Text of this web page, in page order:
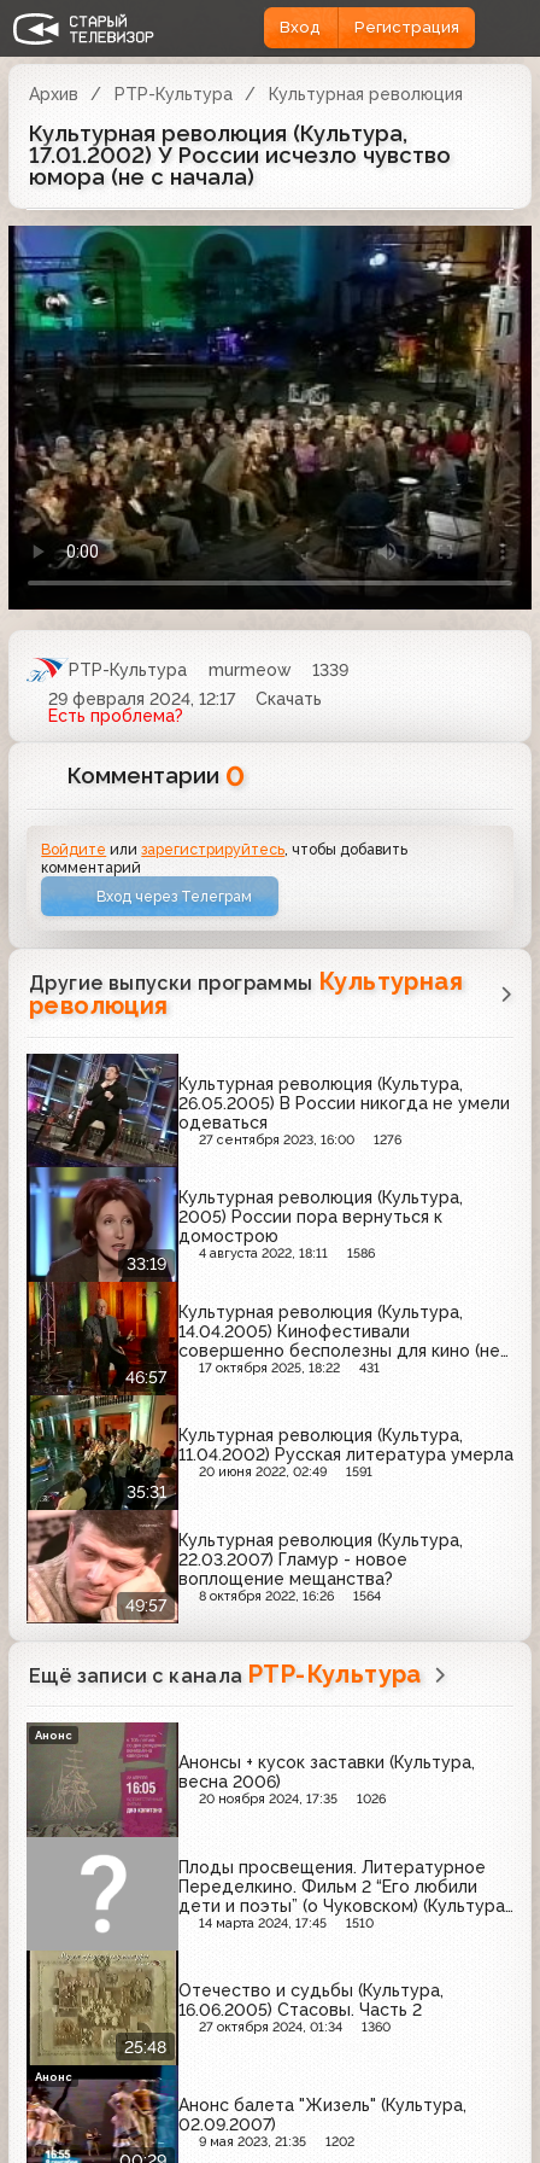
Вход Регистрация
Архив РТР-Культура Культурная революция
Культурная революция (Культура,
17.01.2002) У России исчезло чувство
юмора (не с начала)
РТР-Культура murmeow
1339
29 февраля 2024, 12:17
Скачать
Есть проблема?
Комментарии 0
Войдите илизарегистрируйтесь, чтобы добавить
комментарий
Вход через Телеграм
Другие выпуски программы Культурная
революция
Культурная революция (Культура,
26.05.2005) В России никогда не умели
одеваться
27 сентября 2023, 16:00 1276
33:19
Культурная революция (Культура,
2005) России пора вернуться к
домострою
4 августа 2022, 18:11 1586
46:57
Культурная революция (Культура,
14.04.2005) Кинофестивали
совершенно бесполезны для кино (не
с начала)
17 октября 2025, 18:22 431
35:31
Культурная революция (Культура,
11.04.2002) Русская литература умерла
20 июня 2022, 02:49 1591
49:57
Культурная революция (Культура,
22.03.2007) Гламур - новое
воплощение мещанства?
8 октября 2022, 16:26 1564
Ещё записи с канала РТР-Культура
Анонсы + кусок заставки (Культура,
весна 2006)
20 ноября 2024, 17:35 1026
Анонс
Плоды просвещения. Литературное
Переделкино. Фильм 2 “Его любили
дети и поэты” (о Чуковском) (Культура,
13.05.2004)
14 марта 2024, 17:45 1510
25:48
Отечество и судьбы (Культура,
16.06.2005) Стасовы. Часть 2
27 октября 2024, 01:34 1360
Анонс балета "Жизель" (Культура,
02.09.2007)
9 мая 2023, 21:35 1202
Анонс